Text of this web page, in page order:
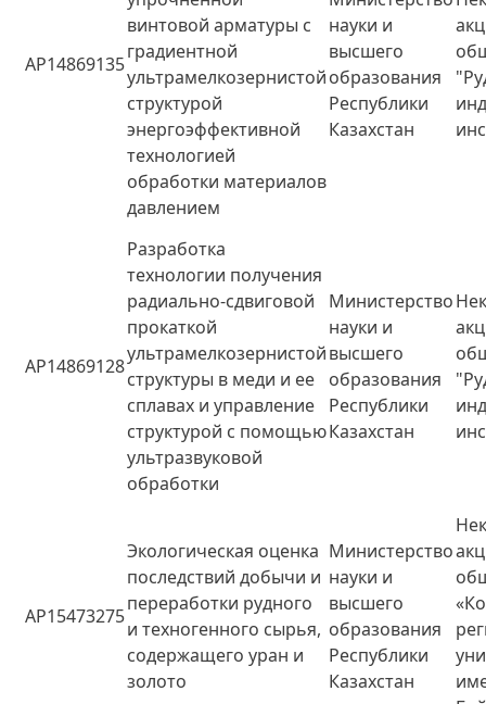
AP14869135
винтовой арматуры с
градиентной
ультрамелкозернистой
структурой
энергоэффективной
технологией
обработки материалов
давлением
науки и
высшего
образования
Республики
Казахстан
AP14869128
Разработка
технологии получения
радиально-сдвиговой
прокаткой
ультрамелкозернистой
структуры в меди и ее
сплавах и управление
структурой с помощью
ультразвуковой
обработки
Министерство
науки и
высшего
образования
Республики
Казахстан
AP15473275
Экологическая оценка
последствий добычи и
переработки рудного
и техногенного сырья,
содержащего уран и
золото
Министерство
науки и
высшего
образования
Республики
Казахстан